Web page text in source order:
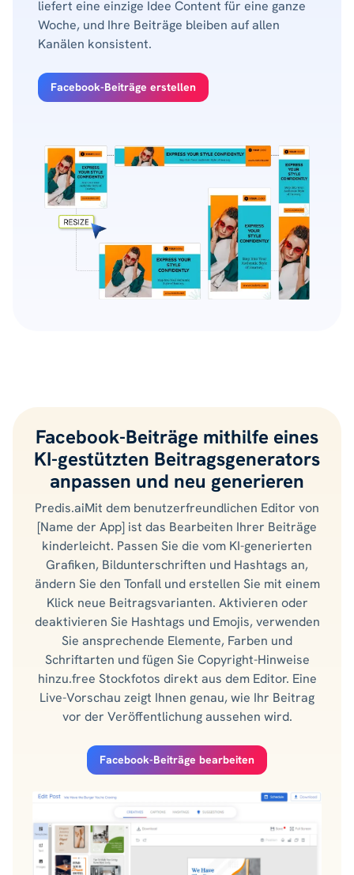
liefert eine einzige Idee Content für eine ganze
Woche, und Ihre Beiträge bleiben auf allen
Kanälen konsistent.
Facebook-Beiträge erstellen
Facebook-Beiträge mithilfe eines
KI-gestützten Beitragsgenerators
anpassen und neu generieren
Predis.aiMit dem benutzerfreundlichen Editor von
[Name der App] ist das Bearbeiten Ihrer Beiträge
kinderleicht. Passen Sie die vom KI-generierten
Grafiken, Bildunterschriften und Hashtags an,
ändern Sie den Tonfall und erstellen Sie mit einem
Klick neue Beitragsvarianten. Aktivieren oder
deaktivieren Sie Hashtags und Emojis, verwenden
Sie ansprechende Elemente, Farben und
Schriftarten und fügen Sie Copyright-Hinweise
hinzu.free Stockfotos direkt aus dem Editor. Eine
Live-Vorschau zeigt Ihnen genau, wie Ihr Beitrag
vor der Veröffentlichung aussehen wird.
Facebook-Beiträge bearbeiten